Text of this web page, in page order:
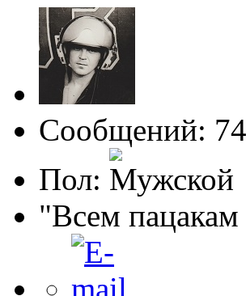
Сообщений:
Пол:
"Всем пацакам